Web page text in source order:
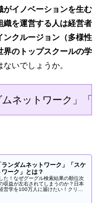
がイノベーションを生む
織を運営する人は経営者
ンクルージョン（多様性
界のトップスクールの学
ないでしょうか。
ムネットワーク」
ランダムネットワーク」「スケ
ーク」とは？
た！なぜグーグル検索結果の順位次
収益が左右されてしまうのか？日本
営学を100万人に届けたい！クリッ